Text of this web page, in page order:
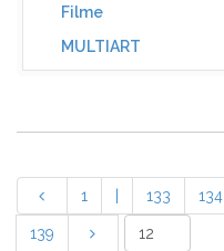
Filme
MULTIART
1 133 134
139